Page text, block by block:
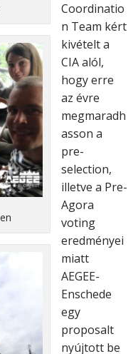
Coordinatio
n Team kért
kivételt a
CIA alól,
hogy erre
az évre
megmaradh
asson a
pre-
selection,
illetve a Pre-
Agora
voting
eredményei
miatt
AEGEE-
Enschede
egy
proposalt
nyújtott be